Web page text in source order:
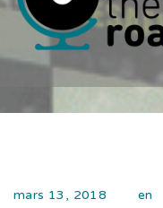
mars 13, 2018 en